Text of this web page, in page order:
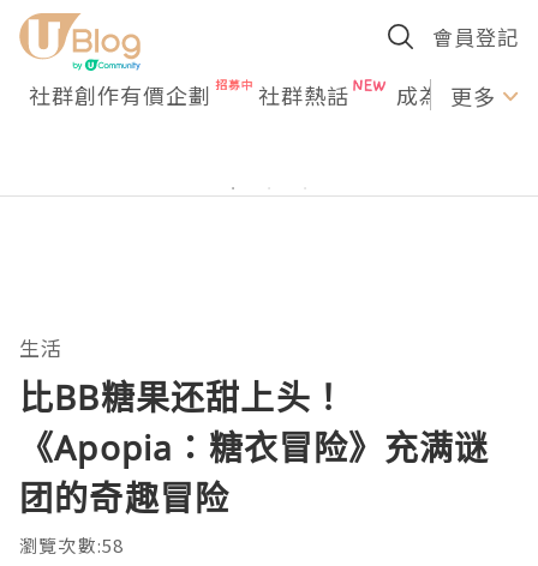
會員登記
社群創作有價企劃 社群熱話 成為U更多
生活
比BB糖果还甜上头！
《Apopia：糖衣冒险》充满谜
团的奇趣冒险
瀏覽次數:58